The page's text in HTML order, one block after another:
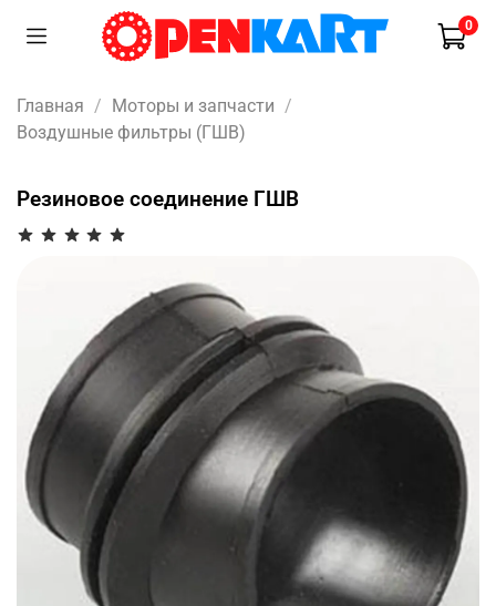
0
Главная
Моторы и запчасти
Воздушные фильтры (ГШВ)
Резиновое соединение ГШВ